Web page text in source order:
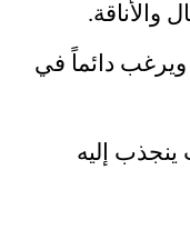
والأناقة.
دائماً في
إليه